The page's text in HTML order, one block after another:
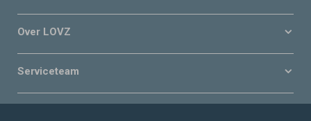
Over LOVZ
Serviceteam